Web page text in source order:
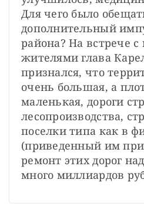
Для чего было
дополнительный
района? На встрече
жителями глава
признался, что
очень большая, а
маленькая, дороги
лесопроизводства,
поселки типа как в
(приведенный им
ремонт этих дорог
много миллиардов